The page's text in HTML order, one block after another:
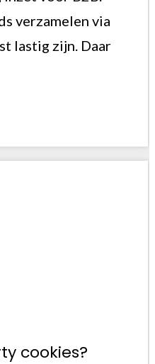
verzamelen via
lastig zijn. Daar
cookies?